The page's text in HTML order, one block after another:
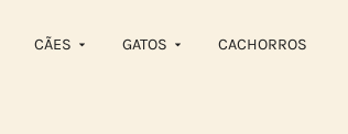
CÃES GATOS CACHORROS